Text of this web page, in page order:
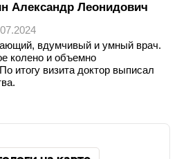
Александр Леонидович
вдумчивый и умный врач.
колено и объемно
итогу визита доктор выписал